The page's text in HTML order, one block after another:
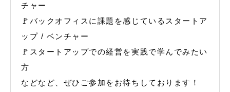
チャー
🚩バックオフィスに課題を感じているスタートア
ップ / ベンチャー
🚩スタートアップでの経営を実践で学んでみたい
方
などなど、ぜひご参加をお待ちしております！